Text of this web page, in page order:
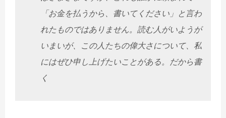
「お金を払うから、書いてください」と言わ
れたものではありません。読む人がいようが
いまいが、この人たちの偉大さについて、私
にはぜひ申し上げたいことがある。だから書
く